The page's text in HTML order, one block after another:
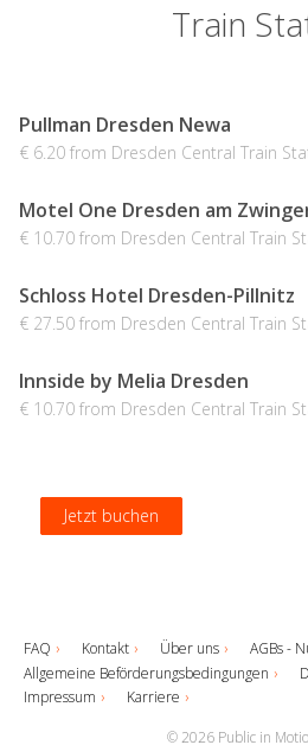
Train
Pullman Dresden Newa
€ 6.20 from Dresden Central Train
Jetzt buchen
Motel One Dresden am
€ 10.70 from Dresden Central Train
Jetzt buchen
Schloss Hotel Dresden-Pillnitz
€ 27.50 from Dresden Central Train
Jetzt buchen
Innside by Melia Dresden
€ 10.70 from Dresden Central Train
Jetzt buchen
FAQ Kontakt Über uns
AGBs -
Allgemeine Beförderungsbedingungen
Impressum
Karriere
© 2026 Public in